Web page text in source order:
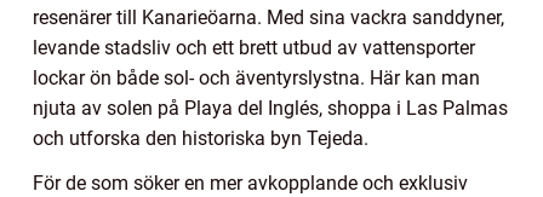
resenärer till Kanarieöarna. Med sina vackra sanddyner,
levande stadsliv och ett brett utbud av vattensporter
lockar ön både sol- och äventyrslystna. Här kan man
njuta av solen på Playa del Inglés, shoppa i Las Palmas
och utforska den historiska byn Tejeda.
För de som söker en mer avkopplande och exklusiv